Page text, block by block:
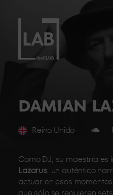
DAMIAN
Reino Unido
Como DJ, su maestría es
Lazarus, un auténtico
actuar en esos